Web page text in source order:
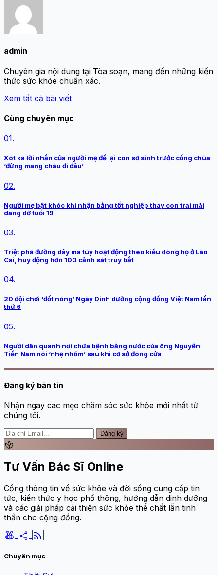
admin
Chuyên gia nội dung tại Tòa soạn, mang đến những kiến
thức sức khỏe chuẩn xác.
Xem tất cả bài viết
Cùng chuyên mục
01.
Xót xa lời nhắn của người mẹ để lại con sơ sinh trước cổng chùa
‘đừng mang cháu đi đâu’
02.
Người mẹ bật khóc khi nhận bằng tốt nghiệp thay con trai mãi
dang dở tuổi 19
03.
Triệt phá đường dây ma túy hoạt động theo kiểu dòng họ ở Lào
Cai, huy động hơn 100 cảnh sát truy bắt
04.
20 đội chơi ‘đốt nóng’ Ngày Dinh dưỡng cộng đồng Việt Nam lần
thứ 6
05.
Người dân quanh nơi chữa bệnh bằng nước của ông Nguyễn
Tiến Nam nói ‘nhẹ nhõm’ sau khi cơ sở đóng cửa
Đăng ký bản tin
Nhận ngay các mẹo chăm sóc sức khỏe mới nhất từ
chúng tôi.
Đăng ký
spa
Tư Vấn Bác Sĩ Online
Cổng thông tin về sức khỏe và đời sống cung cấp tin
tức, kiến thức y học phổ thông, hướng dẫn dinh dưỡng
và các giải pháp cải thiện sức khỏe thể chất lẫn tinh
thần cho cộng đồng.
social_leaderboard share rss_feed
Chuyên mục